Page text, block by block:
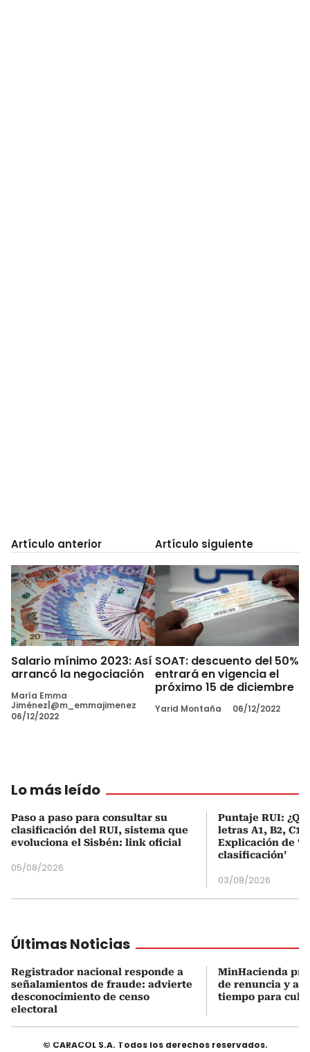
Artículo anterior
Salario mínimo 2023: Así
arrancó la negociación
María Emma
Jiménez|@m_emmajimenez
06/12/2022
Artículo siguiente
SOAT: descuento del 50%
entrará en vigencia el
próximo 15 de diciembre
Yarid Montaña 06/12/2022
Lo más leído
Paso a paso para consultar su
clasificación del RUI, sistema que
evoluciona el Sisbén: link oficial
05/08/2026
Puntaje RUI:
letras A1, B2, C1
Explicación de
clasificación’
03/08/2026
Últimas Noticias
Registrador nacional responde a
señalamientos de fraude: advierte
desconocimiento de censo
electoral
MinHacienda
de renuncia y
tiempo para
© CARACOL S.A. Todos los derechos reservados.